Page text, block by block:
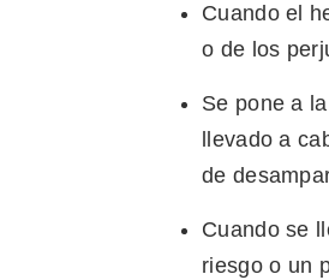
Cuando el
o de los
Se pone a
llevado a
de
Cuando se
riesgo o un